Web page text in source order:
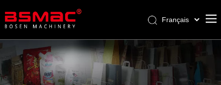
Français
العربية
Pусский
Español